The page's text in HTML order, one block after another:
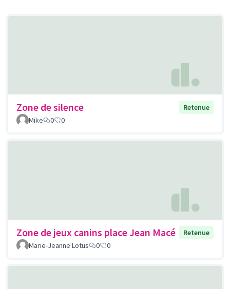
Zone de silence
Retenue
Mike
0 0
Zone de jeux canins place Jean Macé
Retenue
Marie-Jeanne Lotus
0 0